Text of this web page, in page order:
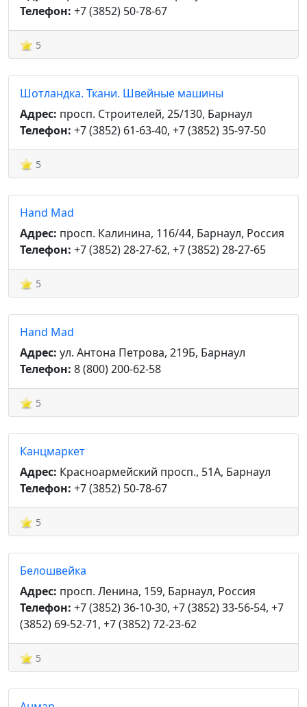
Телефон: +7 (3852) 50-78-67
5
Шотландка. Ткани. Швейные машины
Адрес: просп. Строителей, 25/130, Барнаул
Телефон: +7 (3852) 61-63-40, +7 (3852) 35-97-50
5
Hand Mad
Адрес: просп. Калинина, 116/44, Барнаул, Россия
Телефон: +7 (3852) 28-27-62, +7 (3852) 28-27-65
5
Hand Mad
Адрес: ул. Антона Петрова, 219Б, Барнаул
Телефон: 8 (800) 200-62-58
5
Канцмаркет
Адрес: Красноармейский просп., 51А, Барнаул
Телефон: +7 (3852) 50-78-67
5
Белошвейка
Адрес: просп. Ленина, 159, Барнаул, Россия
Телефон: +7 (3852) 36-10-30, +7 (3852) 33-56-54, +7
(3852) 69-52-71, +7 (3852) 72-23-62
5